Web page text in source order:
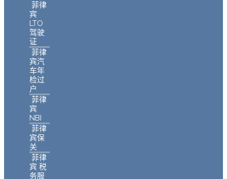
菲律
宾
LTO
驾驶
证
菲律
宾汽
车年
检过
户
菲律
宾
NBI
菲律
宾保
关
菲律
宾 税
务服